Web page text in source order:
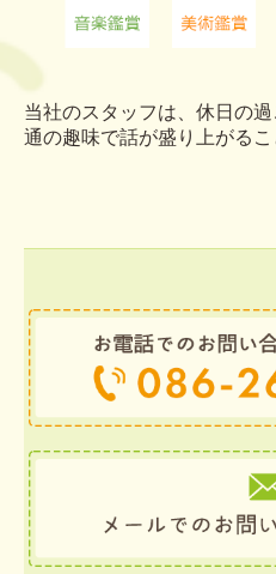
当社のスタッフは、休日の
通の趣味で話が盛り上がるこ